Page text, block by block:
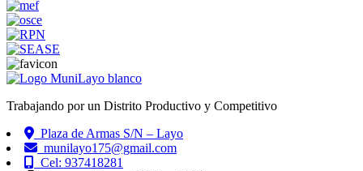
Trabajando por un Distrito Productivo y Competitivo
Plaza de Armas S/N – Layo
munilayo175@gmail.com
Cel: 937418281